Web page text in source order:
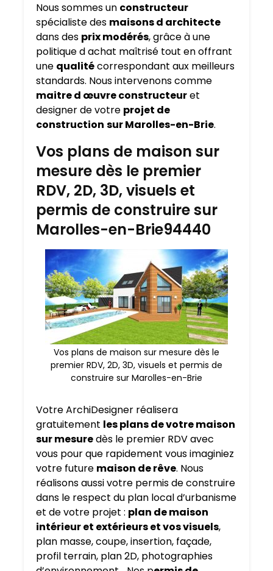
Nous sommes un constructeur
spécialiste des maisons d architecte
dans des prix modérés, grâce à une
politique d achat maîtrisé tout en offrant
une qualitécorrespondant aux meilleurs
standards. Nous intervenons comme
maitre d œuvre constructeuret
designer de votre projet de
construction sur Marolles-en-Brie.
Vos plans de maison sur
mesure dès le premier
RDV, 2D, 3D, visuels et
permis de construire sur
Marolles-en-Brie94440
Vos plans de maison sur mesure dès le
premier RDV, 2D, 3D, visuels et permis de
construire sur Marolles-en-Brie
Votre ArchiDesigner réalisera
gratuitement les plans de votre maison
sur mesuredès le premier RDV avec
vous pour que rapidement vous imaginiez
votre future maison de rêve. Nous
réalisons aussi votre permis de construire
dans le respect du plan local d’urbanisme
et de votre projet : plan de maison
intérieur et extérieurs et vos visuels,
plan masse, coupe, insertion, façade,
profil terrain, plan 2D, photographies